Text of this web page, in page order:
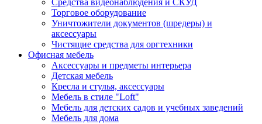
Средства видеонаблюдения и СКУД
Торговое оборудование
Уничтожители документов (шредеры) и
аксессуары
Чистящие средства для оргтехники
Офисная мебель
Аксессуары и предметы интерьера
Детская мебель
Кресла и стулья, аксессуары
Мебель в стиле "Loft"
Мебель для детских садов и учебных заведений
Мебель для дома